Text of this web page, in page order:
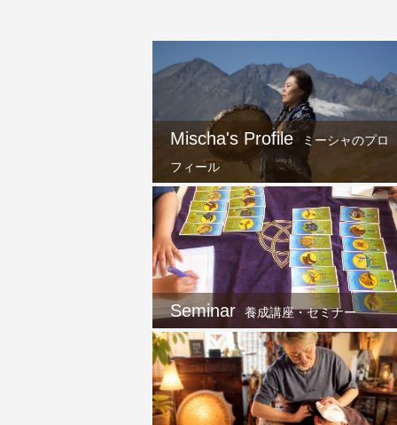
Mischa's Profile
ミーシャのプロ
フィール
Seminar 養成講座・セミナー